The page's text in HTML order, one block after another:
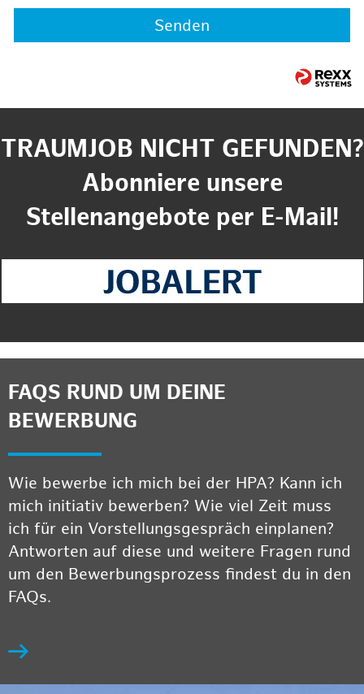
Senden
TRAUMJOB NICHT GEFUNDEN?
Abonniere unsere
Stellenangebote per E-Mail!
FAQS RUND UM DEINE
BEWERBUNG
Wie bewerbe ich mich bei der HPA? Kann ich
mich initiativ bewerben? Wie viel Zeit muss
ich für ein Vorstellungsgespräch einplanen?
Antworten auf diese und weitere Fragen rund
um den Bewerbungsprozess findest du in den
FAQs.